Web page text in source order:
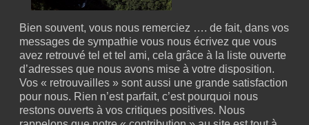
Bien souvent, vous nous remerciez …. de fait, dans vos
messages de sympathie vous nous écrivez que vous
avez retrouvé tel et tel ami, cela grâce à la liste ouverte
d’adresses que nous avons mise à votre disposition.
Vos « retrouvailles » sont aussi une grande satisfaction
pour nous. Rien n’est parfait, c’est pourquoi nous
restons ouverts à vos critiques positives. Nous